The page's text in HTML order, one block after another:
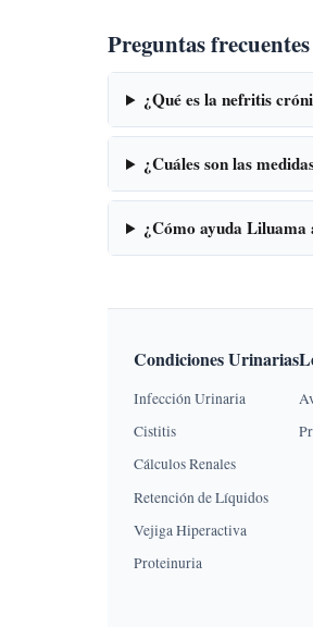
Preguntas
¿Qué es la nefritis
¿Cuáles son las
¿Cómo ayuda
Condiciones Urinarias
Infección Urinaria
Cistitis
Cálculos Renales
Retención de Líquidos
Vejiga Hiperactiva
Proteinuria